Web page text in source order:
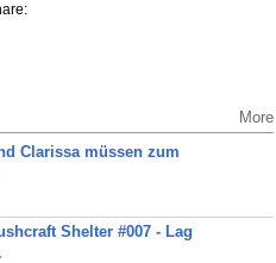
More
Clarissa müssen zum
Shelter #007 - Lag